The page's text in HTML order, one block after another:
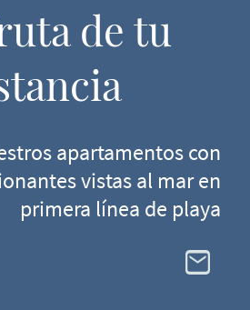
de tu
apartamentos con
vistas al mar en
primera línea de playa